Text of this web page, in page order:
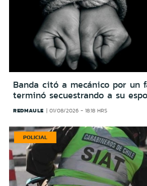
Banda citó a mecánico por un
terminó secuestrando a su
REDMAULE 01/08/2026 - 18:18 HRS
POLICIAL